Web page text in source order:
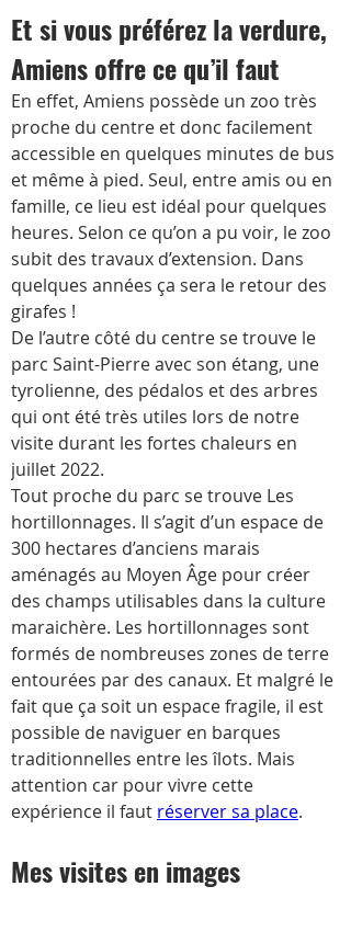
Et si vous préférez la verdure,
Amiens offre ce qu’il faut
En effet, Amiens possède un zoo très
proche du centre et donc facilement
accessible en quelques minutes de bus
et même à pied. Seul, entre amis ou en
famille, ce lieu est idéal pour quelques
heures. Selon ce qu’on a pu voir, le zoo
subit des travaux d’extension. Dans
quelques années ça sera le retour des
girafes !
De l’autre côté du centre se trouve le
parc Saint-Pierre avec son étang, une
tyrolienne, des pédalos et des arbres
qui ont été très utiles lors de notre
visite durant les fortes chaleurs en
juillet 2022.
Tout proche du parc se trouve Les
hortillonnages. Il s’agit d’un espace de
300 hectares d’anciens marais
aménagés au Moyen Âge pour créer
des champs utilisables dans la culture
maraichère. Les hortillonnages sont
formés de nombreuses zones de terre
entourées par des canaux. Et malgré le
fait que ça soit un espace fragile, il est
possible de naviguer en barques
traditionnelles entre les îlots. Mais
attention car pour vivre cette
expérience il faut réserver sa place.
Mes visites en images